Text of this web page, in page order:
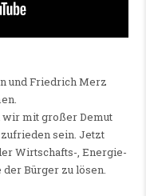
und Friedrich Merz
wir mit großer Demut
sein. Jetzt
Wirtschafts-, Energie-
Bürger zu lösen.